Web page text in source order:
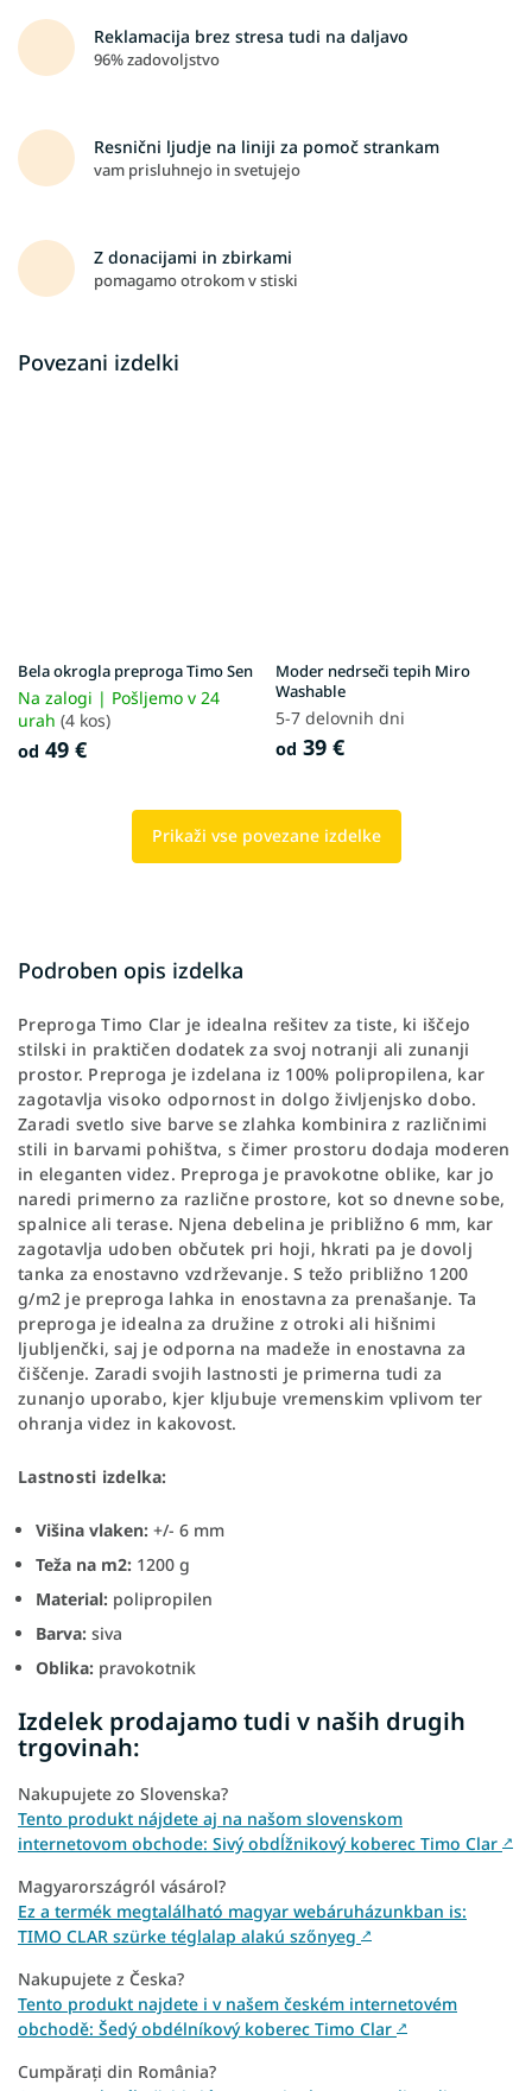
Reklamacija brez stresa tudi na daljavo
96% zadovoljstvo
Resnični ljudje na liniji za pomoč strankam
vam prisluhnejo in svetujejo
Z donacijami in zbirkami
pomagamo otrokom v stiski
Povezani izdelki
Bela okrogla preproga Timo Sen
Na zalogi | Pošljemo v 24
urah (4 kos)
od 49 €
Moder nedrseči tepih Miro
Washable
5-7 delovnih dni
od 39 €
Prikaži vse povezane izdelke
Podroben opis izdelka
Preproga Timo Clar je idealna rešitev za tiste, ki iščejo
stilski in praktičen dodatek za svoj notranji ali zunanji
prostor. Preproga je izdelana iz 100% polipropilena, kar
zagotavlja visoko odpornost in dolgo življenjsko dobo.
Zaradi svetlo sive barve se zlahka kombinira z različnimi
stili in barvami pohištva, s čimer prostoru dodaja moderen
in eleganten videz. Preproga je pravokotne oblike, kar jo
naredi primerno za različne prostore, kot so dnevne sobe,
spalnice ali terase. Njena debelina je približno 6 mm, kar
zagotavlja udoben občutek pri hoji, hkrati pa je dovolj
tanka za enostavno vzdrževanje. S težo približno 1200
g/m2 je preproga lahka in enostavna za prenašanje. Ta
preproga je idealna za družine z otroki ali hišnimi
ljubljenčki, saj je odporna na madeže in enostavna za
čiščenje. Zaradi svojih lastnosti je primerna tudi za
zunanjo uporabo, kjer kljubuje vremenskim vplivom ter
ohranja videz in kakovost.
Lastnosti izdelka:
Višina vlaken: +/- 6 mm
Teža na m2: 1200 g
Material: polipropilen
Barva: siva
Oblika: pravokotnik
Izdelek prodajamo tudi v naših drugih
trgovinah:
Nakupujete zo Slovenska?
Tento produkt nájdete aj na našom slovenskom
internetovom obchode: Sivý obdĺžnikový koberec Timo Clar ↗
Magyarországról vásárol?
Ez a termék megtalálható magyar webáruházunkban is:
TIMO CLAR szürke téglalap alakú szőnyeg ↗
Nakupujete z Česka?
Tento produkt najdete i v našem českém internetovém
obchodě: Šedý obdélníkový koberec Timo Clar ↗
Cumpărați din România?